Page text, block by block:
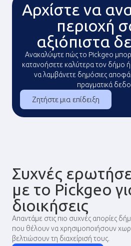
Αρχίστε να
περιοχή
αξιόπιστα
Ανακαλύψτε πώς το Pickgeo
κατανοήσετε καλύτερα τον δήμο ή
να λαμβάνετε δημόσιες
πραγματικά
Ζητήστε μια επίδειξη
Συχνές
με το Pickgeo
διοικήσεις
Απαντάμε στις πιο συχνές απορίες
που θέλουν να χρησιμοποιήσουν
βελτιώσουν τη διαχείρισή τους.